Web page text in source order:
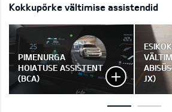
Kokkupõrke vältimise assistendid
PIMENURGA
HOIATUSE ASSISTENT
(BCA)
JX)